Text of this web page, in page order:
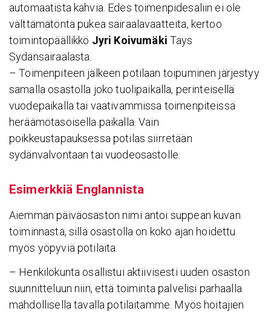
automaatista kahvia. Edes toimenpidesaliin ei ole
välttämätöntä pukea sairaalavaatteita, kertoo
toimintopäällikkö Jyri Koivumäki Tays
Sydänsairaalasta.
– Toimenpiteen jälkeen potilaan toipuminen järjestyy
samalla osastolla joko tuolipaikalla, perinteisellä
vuodepaikalla tai vaativammissa toimenpiteissä
heräämötasoisella paikalla. Vain
poikkeustapauksessa potilas siirretään
sydänvalvontaan tai vuodeosastolle.
Esimerkkiä Englan­nista
Aiemman päiväosaston nimi antoi suppean kuvan
toiminnasta, sillä osastolla on koko ajan hoidettu
myös yöpyviä potilaita.
– Henkilökunta osallistui aktiivisesti uuden osaston
suunnitteluun niin, että toiminta palvelisi parhaalla
mahdollisella tavalla potilaitamme. Myös hoitajien